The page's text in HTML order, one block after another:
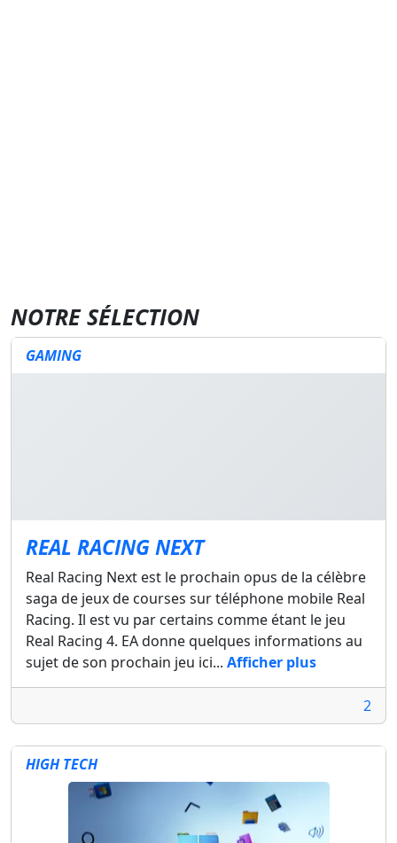
NOTRE SÉLECTION
GAMING
REAL RACING NEXT
Real Racing Next est le prochain opus de la célèbre
saga de jeux de courses sur téléphone mobile Real
Racing. Il est vu par certains comme étant le jeu
Real Racing 4. EA donne quelques informations au
sujet de son prochain jeu ici... Afficher plus
2
HIGH TECH